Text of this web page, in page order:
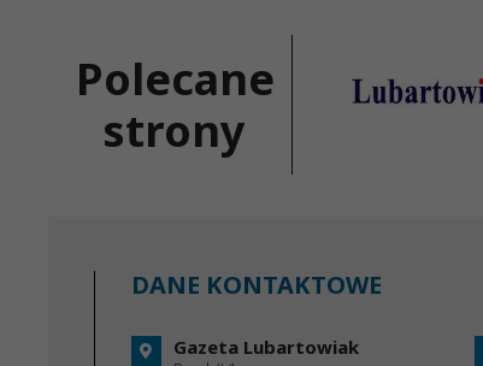
Polecane
strony
DANE KONTAKTOWE
Gazeta Lubartowiak